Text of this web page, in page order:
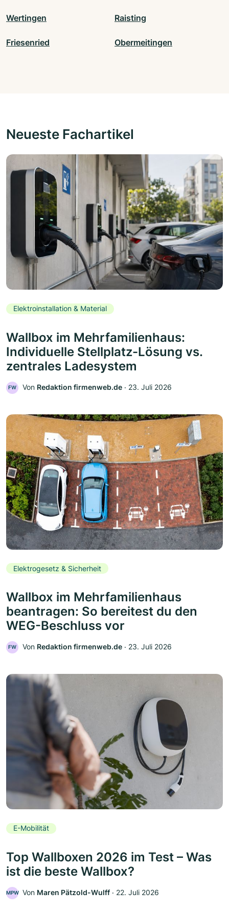
Wertingen Raisting
Friesenried Obermeitingen
Neueste Fachartikel
Elektroinstallation & Material
Wallbox im Mehrfamilienhaus:
Individuelle Stellplatz-Lösung vs.
zentrales Ladesystem
FW Von Redaktion firmenweb.de ‧ 23. Juli 2026
Elektrogesetz & Sicherheit
Wallbox im Mehrfamilienhaus
beantragen: So bereitest du den
WEG-Beschluss vor
FW Von Redaktion firmenweb.de ‧ 23. Juli 2026
E-Mobilität
Top Wallboxen 2026 im Test – Was
ist die beste Wallbox?
MPW Von Maren Pätzold-Wulff ‧ 22. Juli 2026